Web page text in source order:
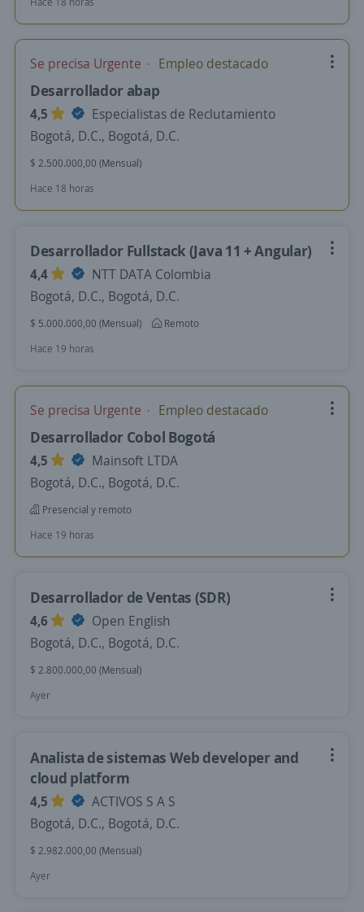
Se precisa Urgente Empleo destacado
Desarrollador abap
4,5
Especialistas de Reclutamiento
Bogotá, D.C., Bogotá, D.C.
$ 2.500.000,00 (Mensual)
Hace 18 horas
Desarrollador Fullstack (Java 11 + Angular)
4,4
NTT DATA Colombia
Bogotá, D.C., Bogotá, D.C.
$ 5.000.000,00 (Mensual)
Remoto
Hace 19 horas
Se precisa Urgente Empleo destacado
Desarrollador Cobol Bogotá
4,5
Mainsoft LTDA
Bogotá, D.C., Bogotá, D.C.
Presencial y remoto
Hace 19 horas
Desarrollador de Ventas (SDR)
4,6
Open English
Bogotá, D.C., Bogotá, D.C.
$ 2.800.000,00 (Mensual)
Ayer
Analista de sistemas Web developer and
cloud platform
4,5
ACTIVOS S A S
Bogotá, D.C., Bogotá, D.C.
$ 2.982.000,00 (Mensual)
Ayer